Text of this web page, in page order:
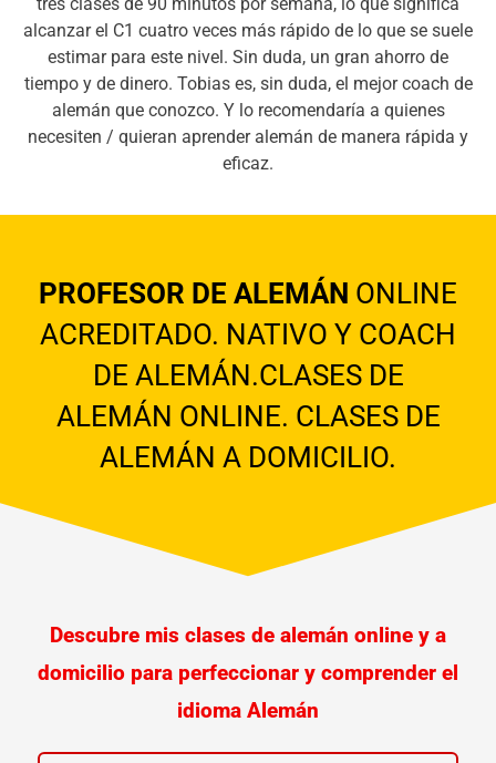
alcanzar el C1 cuatro veces más rápido de lo que se suele
estimar para este nivel. Sin duda, un gran ahorro de
tiempo y de dinero. Tobias es, sin duda, el mejor coach de
alemán que conozco. Y lo recomendaría a quienes
necesiten / quieran aprender alemán de manera rápida y
eficaz.
PROFESOR DE ALEMÁN ONLINE
ACREDITADO. NATIVO Y COACH
DE ALEMÁN.CLASES DE
ALEMÁN ONLINE. CLASES DE
ALEMÁN A DOMICILIO.
Descubre mis clases de alemán online y a
domicilio para perfeccionar y comprender el
idioma Alemán